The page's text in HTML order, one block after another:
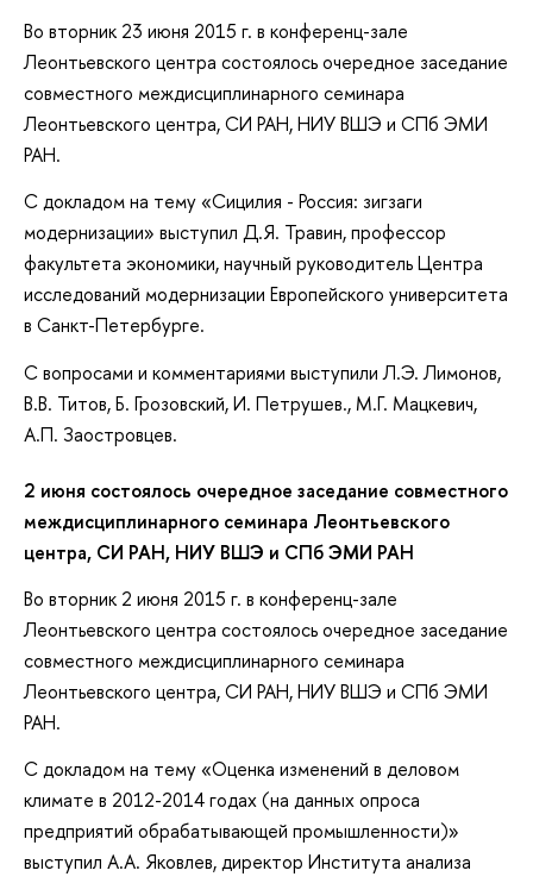
Во вторник 23 июня 2015 г. в конференц-зале
Леонтьевского центра состоялось очередное заседание
совместного междисциплинарного семинара
Леонтьевского центра, СИ РАН, НИУ ВШЭ и СПб ЭМИ
РАН.
С докладом на тему «Сицилия - Россия: зигзаги
модернизации» выступил Д.Я. Травин, профессор
факультета экономики, научный руководитель Центра
исследований модернизации Европейского университета
в Санкт-Петербурге.
С вопросами и комментариями выступили Л.Э. Лимонов,
В.В. Титов, Б. Грозовский, И. Петрушев., М.Г. Мацкевич,
А.П. Заостровцев.
2 июня состоялось очередное заседание совместного
междисциплинарного семинара Леонтьевского
центра, СИ РАН, НИУ ВШЭ и СПб ЭМИ РАН
Во вторник 2 июня 2015 г. в конференц-зале
Леонтьевского центра состоялось очередное заседание
совместного междисциплинарного семинара
Леонтьевского центра, СИ РАН, НИУ ВШЭ и СПб ЭМИ
РАН.
С докладом на тему «Оценка изменений в деловом
климате в 2012-2014 годах (на данных опроса
предприятий обрабатывающей промышленности)»
выступил А.А. Яковлев, директор Института анализа